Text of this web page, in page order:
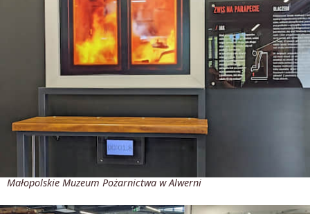
Małopolskie Muzeum Pożarnictwa w Alwerni